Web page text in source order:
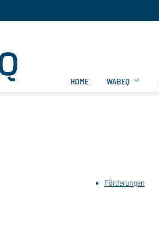
HOME WABEQ
Förderungen